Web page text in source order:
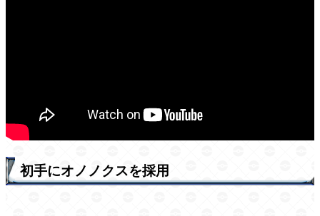
初手にオノノクスを採用